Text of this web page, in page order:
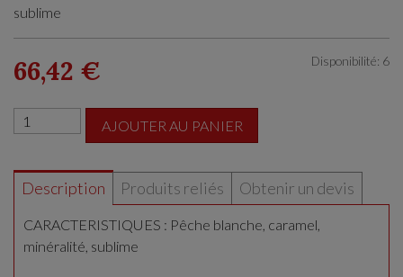
sublime
Disponibilité: 6
66,42 €
AJOUTER AU PANIER
Description Produits reliés Obtenir un devis
CARACTERISTIQUES : Pêche blanche, caramel,
minéralité, sublime